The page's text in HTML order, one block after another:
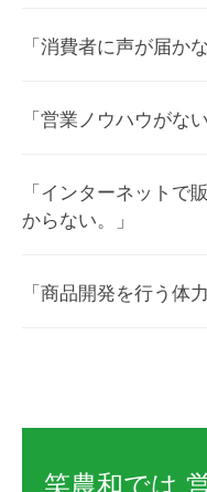
「消費者に声が届か
「営業ノウハウがな
「インターネットで
からない。」
「商品開発を行う体
笑農和では